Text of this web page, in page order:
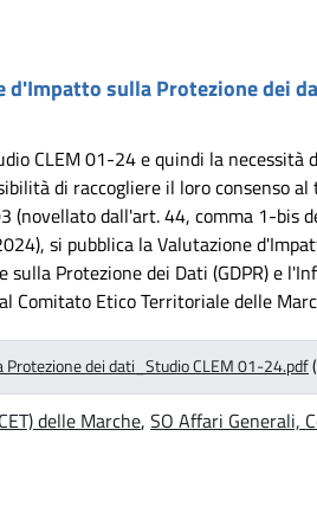
d'Impatto sulla Protezione dei
CLEM 01-24 e quindi la necessità
di raccogliere il loro consenso
(novellato dall'art. 44, comma 1-bis
si pubblica la Valutazione
sulla Protezione dei Dati (GDPR) e
Comitato Etico Territoriale delle
dei dati_Studio CLEM 01-24.pdf
delle Marche, SO Affari Generali,